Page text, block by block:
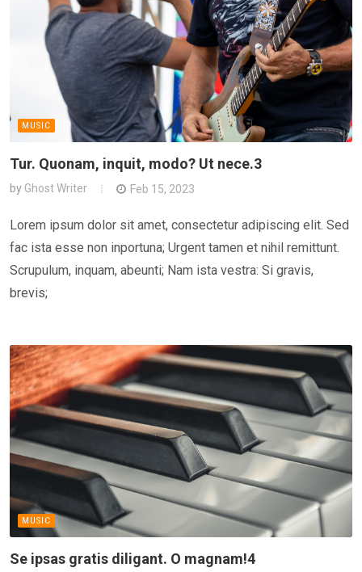
MUSIC
Tur. Quonam, inquit, modo? Ut nece.3
by Ghost Writer Feb 15, 2023
Lorem ipsum dolor sit amet, consectetur adipiscing elit. Sed
fac ista esse non inportuna; Urgent tamen et nihil remittunt.
Scrupulum, inquam, abeunti; Nam ista vestra: Si gravis,
brevis;
MUSIC
Se ipsas gratis diligant. O magnam!4